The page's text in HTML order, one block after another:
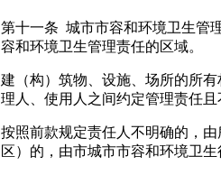
第十一条 城市市容和环境卫生管
容和环境卫生管理责任的区域。
建（构）筑物、设施、场所的所
理人、使用人之间约定管理责任且
按照前款规定责任人不明确的，
区）的，由市城市市容和环境卫生